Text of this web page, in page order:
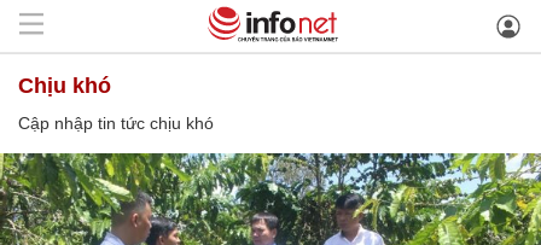
chịu khó
Cập nhập tin tức chịu khó